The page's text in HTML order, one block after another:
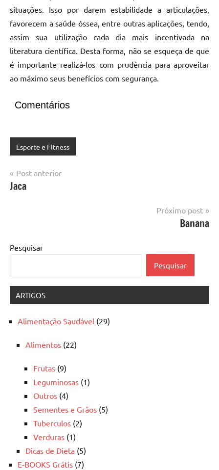
situações. Isso por darem estabilidade a articulações,
favorecem a saúde óssea, entre outras aplicações, tendo,
assim sua utilização cada dia mais incentivada na
literatura científica. Desta forma, não se esqueça de que
é importante realizá-los com prudência para aproveitar
ao máximo seus benefícios com segurança.
Comentários
Esporte e Fitness
Navegação
de
Post anterior
Jaca
Próximo post
Banana
Pesquisar
Pesquisar
ARTIGOS
Alimentação Saudável (29)
Alimentos (22)
Frutas (9)
Leguminosas (1)
Outros (4)
Sementes e Grãos (5)
Tuberculos (2)
Verduras (1)
Dicas de Dieta (5)
E-BOOKS Grátis (7)